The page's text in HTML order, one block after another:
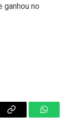
ganhou no
Copy